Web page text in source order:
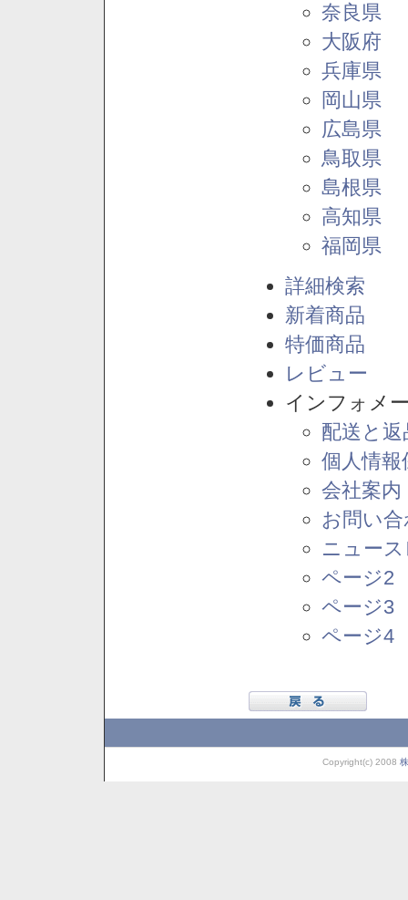
奈良県
大阪府
兵庫県
岡山県
広島県
鳥取県
島根県
高知県
福岡県
詳細検索
新着商品
特価商品
レビュー
インフォメ
配送と
個人情報
会社案内
お問い
ニュー
ページ2
ページ3
ページ4
Copyright(c) 2008